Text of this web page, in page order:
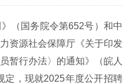
（国务院令第652号）和中
资源社会保障厅《关于印发
暂行办法〉的通知》（皖人
定，现就2025年度公开招聘